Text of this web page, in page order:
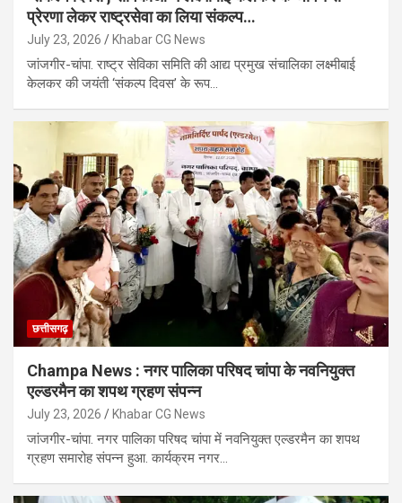
प्रेरणा लेकर राष्ट्रसेवा का लिया संकल्प…
July 23, 2026 Khabar CG News
जांजगीर-चांपा. राष्ट्र सेविका समिति की आद्य प्रमुख संचालिका लक्ष्मीबाई
केलकर की जयंती ‘संकल्प दिवस’ के रूप…
छत्तीसगढ़
Champa News : नगर पालिका परिषद चांपा के नवनियुक्त
एल्डरमैन का शपथ ग्रहण संपन्न
July 23, 2026 Khabar CG News
जांजगीर-चांपा. नगर पालिका परिषद चांपा में नवनियुक्त एल्डरमैन का शपथ
ग्रहण समारोह संपन्न हुआ. कार्यक्रम नगर…